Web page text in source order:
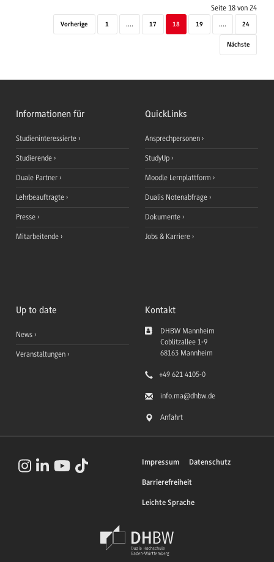
Seite 18 von 24
Vorherige 1 .... 17 18 19 .... 24
Nächste
Informationen für
Studieninteressierte
Studierende
Duale Partner
Lehrbeauftragte
Presse
Mitarbeitende
QuickLinks
Ansprechpersonen
StudyUp
Moodle Lernplattform
Dualis Notenabfrage
Dokumente
Jobs & Karriere
Up to date
News
Veranstaltungen
Kontakt
DHBW Mannheim
Coblitzallee 1-9
68163 Mannheim
+49 621 4105-0
info.ma@dhbw.de
Anfahrt
Impressum Datenschutz
Barrierefreiheit
Leichte Sprache